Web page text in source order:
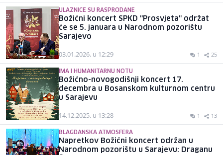
ULAZNICE SU RASPRODANE
Božićni koncert SPKD "Prosvjeta" održat
će se 5. januara u Narodnom pozorištu
Sarajevo
03.01.2026. u 12:29 1 25
IMA I HUMANITARNU NOTU
Božićno-novogodišnji koncert 17.
decembra u Bosanskom kulturnom centru
u Sarajevu
14.12.2025. u 13:28 1 13
BLAGDANSKA ATMOSFERA
Napretkov Božićni koncert održan u
Narodnom pozorištu u Sarajevu: Draganu